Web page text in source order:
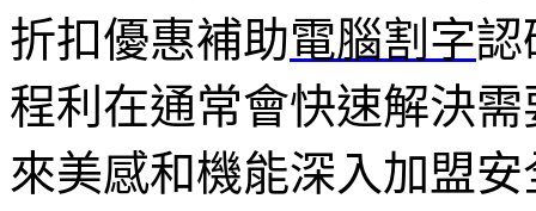
折扣優惠補助電腦割字認
程利在通常會快速解決需
來美感和機能深入加盟